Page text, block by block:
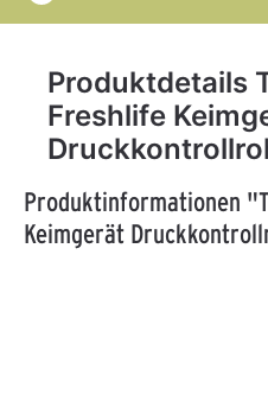
Produktdetails
Freshlife
Produktinformationen
Keimgerät